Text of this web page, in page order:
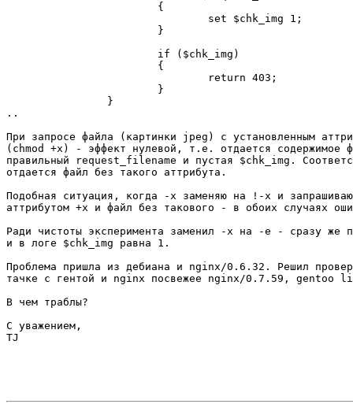
                        {
                                set $chk_img 1;
                        }
                        if ($chk_img)
                        {
                                return 403;
                        }
                }
..
При запросе файла (картинки jpeg) с установленным
(chmod +x) - эффект нулевой, т.е. отдается
правильный request_filename и пустая $chk_img.
отдается файл без такого аттрибута.
Подобная ситуация, когда -x заменяю на !-x и
аттрибутом +x и файл без такового - в обоих случаях
Ради чистоты эксперимента заменил -x на -e - сразу же
и в логе $chk_img равна 1.
Проблема пришла из дебиана и nginx/0.6.32. Решил
тачке с гентой и nginx посвежее nginx/0.7.59, gentoo
В чем траблы?
С уважением,
TJ